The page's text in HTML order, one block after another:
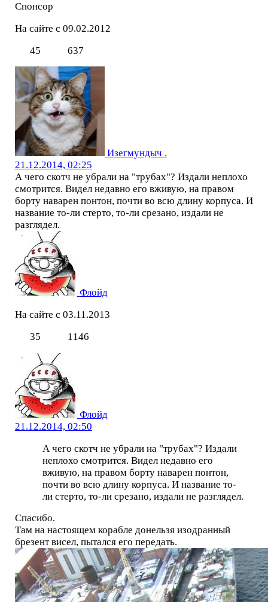
Спонсор
На сайте с 09.02.2012
45
637
Изегмундыч .
21.12.2014, 02:25
А чего скотч не убрали на "трубах"? Издали неплохо
смотрится. Видел недавно его вживую, на правом
борту наварен понтон, почти во всю длину корпуса. И
название то-ли стерто, то-ли срезано, издали не
разглядел.
Флойд
На сайте с 03.11.2013
35
1146
Флойд
21.12.2014, 02:50
А чего скотч не убрали на "трубах"? Издали
неплохо смотрится. Видел недавно его
вживую, на правом борту наварен понтон,
почти во всю длину корпуса. И название то-
ли стерто, то-ли срезано, издали не разглядел.
Спасибо.
Там на настоящем корабле донельзя изодранный
брезент висел, пытался его передать.